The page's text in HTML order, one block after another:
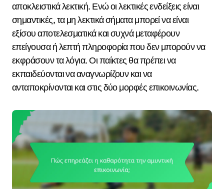
αποκλειστικά λεκτική. Ενώ οι λεκτικές ενδείξεις είναι
σημαντικές, τα μη λεκτικά σήματα μπορεί να είναι
εξίσου αποτελεσματικά και συχνά μεταφέρουν
επείγουσα ή λεπτή πληροφορία που δεν μπορούν να
εκφράσουν τα λόγια. Οι παίκτες θα πρέπει να
εκπαιδεύονται να αναγνωρίζουν και να
ανταποκρίνονται και στις δύο μορφές επικοινωνίας.